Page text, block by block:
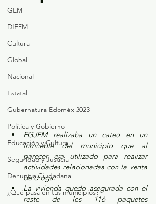
GEM
DIFEM
Cultura
Global
Nacional
Estatal
Gubernatura Edoméx 2023
Política y Gobierno
Educación y Cultura
Seguridad y Justicia
Denuncia Ciudadana
¿Qué pasa en tus municipios?
FGJEM realizaba un cateo en un
inmueble del municipio que al
parecer era utilizado para realizar
actividades relacionadas con la venta
de droga.
La vivienda quedo asegurada con el
resto de los 116 paquetes